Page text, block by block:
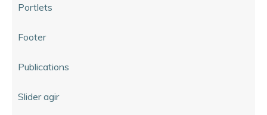
Portlets
Footer
Publications
Slider agir